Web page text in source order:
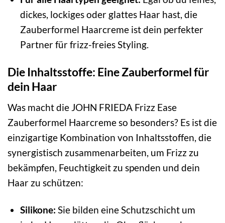
dickes, lockiges oder glattes Haar hast, die
Zauberformel Haarcreme ist dein perfekter
Partner für frizz-freies Styling.
Die Inhaltsstoffe: Eine Zauberformel für
dein Haar
Was macht die JOHN FRIEDA Frizz Ease
Zauberformel Haarcreme so besonders? Es ist die
einzigartige Kombination von Inhaltsstoffen, die
synergistisch zusammenarbeiten, um Frizz zu
bekämpfen, Feuchtigkeit zu spenden und dein
Haar zu schützen:
Silikone: Sie bilden eine Schutzschicht um